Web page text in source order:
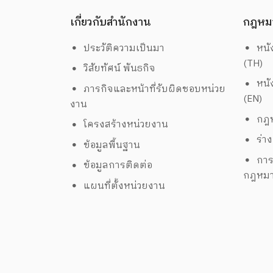
เกี่ยวกับสำนักงาน
ประวัติความเป็นมา
วิสัยทัศน์ พันธกิจ
ภารกิจและหน้าที่รับผิดชอบหน่วย
งาน
โครงสร้างหน่วยงาน
ข้อมูลพื้นฐาน
ข้อมูลการติดต่อ
แผนที่ตั้งหน่วยงาน
กฎหม
หนั
(TH)
หนั
(EN)
กฎ
ร่า
กา
กฎหม